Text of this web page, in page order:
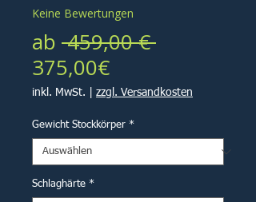
Keine Bewertungen
ab 459,00 €
375,00€Sale-
Preis
inkl. MwSt. zzgl. Versandkosten
Gewicht Stockkörper *
Schlaghärte *